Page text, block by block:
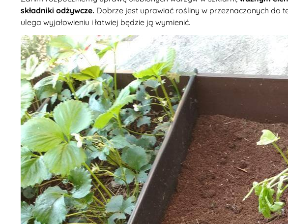
składniki odżywcze. Dobrze jest uprawiać rośliny w przeznaczonych do
ulega wyjałowieniu i łatwiej będzie ją wymienić.